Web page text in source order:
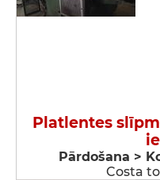
Platlentes
Pārdošana >
Costa